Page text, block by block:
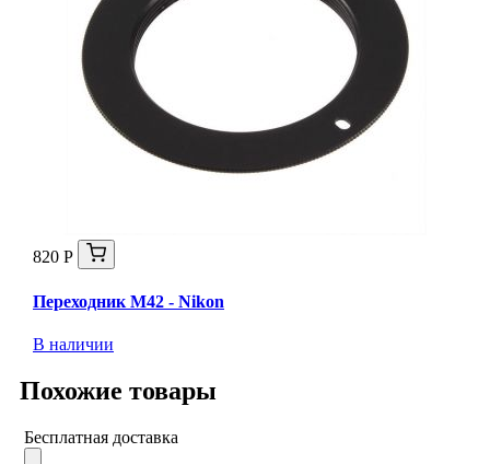
820 Р
Переходник М42 - Nikon
В наличии
Похожие товары
Бесплатная доставка